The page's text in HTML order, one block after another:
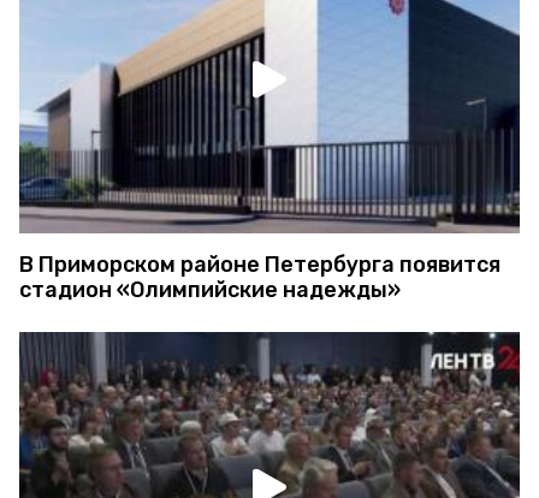
В Приморском районе Петербурга появится
стадион «Олимпийские надежды»